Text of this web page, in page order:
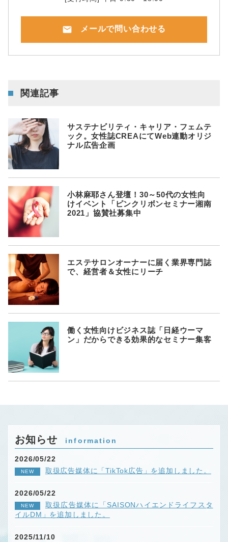
mail メールで問い合わせる
関連記事
サステナビリティ・キャリア・フェムテ
ック。女性誌CREAにてWeb連動オリジ
ナル広告企画
小林麻耶さん登壇！30～50代の女性向
けイベント「ピンクリボンセミナー湘南
2021」協賛社募集中
エステサロンオーナーに届く業界専門誌
で、経営者＆女性にリーチ
働く女性向けビジネス誌「日経ウーマ
ン」だからできる効果的なセミナー集客
お知らせ information
2026/05/22
NEW 取扱広告媒体に「TikTok広告」を追加しました。
2026/05/22
NEW
取扱広告媒体に「SAISONハイエンドライフスタ
イルDM」を追加しました。
2025/11/10